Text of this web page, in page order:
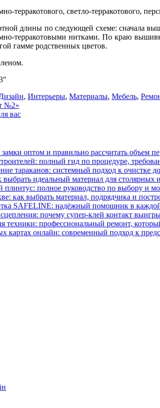
терракотового, светло-терракотового,
длины по следующей схеме: сначала
терракотовыми нитками. По краю
гамме родственных цветов.
, Интерьеры, Материалы, Мебель,
№2»
вас
оптом и правильно рассчитать объем
полный гид по процедуре,
тараканов: системный подход к очистке
идеальный материал для столярных
полное руководство по выбору и
как выбрать материал, подрядчика и
SAFELINE: надёжный помощник в
почему супер‑клей контакт
техники: профессиональный ремонт,
картах онлайн: современный подход к